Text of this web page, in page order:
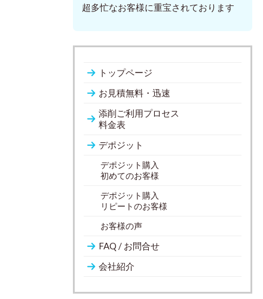
超多忙なお客様に重宝されております
トップページ
お見積無料・迅速
添削ご利用プロセス
料金表
デポジット
デポジット購入
初めてのお客様
デポジット購入
リピートのお客様
お客様の声
FAQ / お問合せ
会社紹介